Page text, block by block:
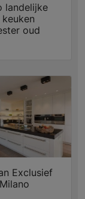
landelijke
oud
Exclusief